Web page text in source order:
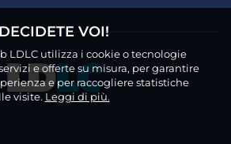
DECIDETE VOI!
LDLC utilizza i cookie o tecnologie
e offerte su misura, per garantire
e per raccogliere statistiche
visite. Leggi di più.